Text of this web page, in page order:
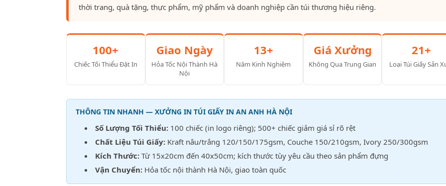
thời trang, quà tặng, thực phẩm, mỹ phẩm và doanh nghiệp cần túi thương hiệu riêng.
100+
Chiếc Tối Thiểu Đặt In
Giao Ngày
Hỏa Tốc Nội Thành Hà
Nội
13+
Năm Kinh Nghiệm
Giá Xưởng
Không Qua Trung Gian
21+
Loại Túi Giấy Sản
THÔNG TIN NHANH — XƯỞNG IN TÚI GIẤY IN AN ANH HÀ NỘI
Số Lượng Tối Thiểu: 100 chiếc (in logo riêng); 500+ chiếc giảm giá sỉ rõ rệt
Chất Liệu Túi Giấy: Kraft nâu/trắng 120/150/175gsm, Couche 150/210gsm, Ivory 250/300gsm
Kích Thước: Từ 15x20cm đến 40x50cm; kích thước tùy yêu cầu theo sản phẩm đựng
Vận Chuyển: Hỏa tốc nội thành Hà Nội, giao toàn quốc